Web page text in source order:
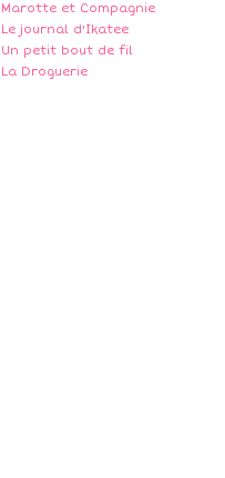
Marotte et Compagnie
Le journal d'Ikatee
Un petit bout de fil
La Droguerie